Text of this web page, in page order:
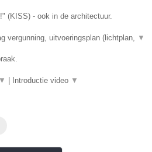
(KISS) - ook in de architectuur.
vergunning, uitvoeringsplan (lichtplan, ▼
▼ | Introductie video ▼